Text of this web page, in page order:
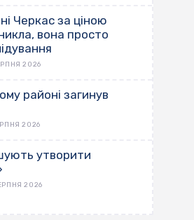
Черкас за ціною
вона просто
2026
районі загинув
2026
утворити
2026